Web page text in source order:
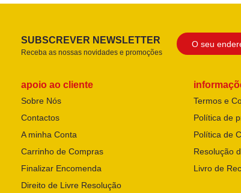
SUBSCREVER NEWSLETTER
Receba as nossas novidades e promoções
apoio ao cliente
Sobre Nós
Contactos
A minha Conta
Carrinho de Compras
Finalizar Encomenda
Direito de Livre Resolução
Termos e
Política de
Política de
Resolução
Livro de